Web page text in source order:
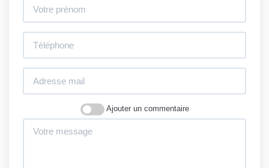
Ajouter un commentaire